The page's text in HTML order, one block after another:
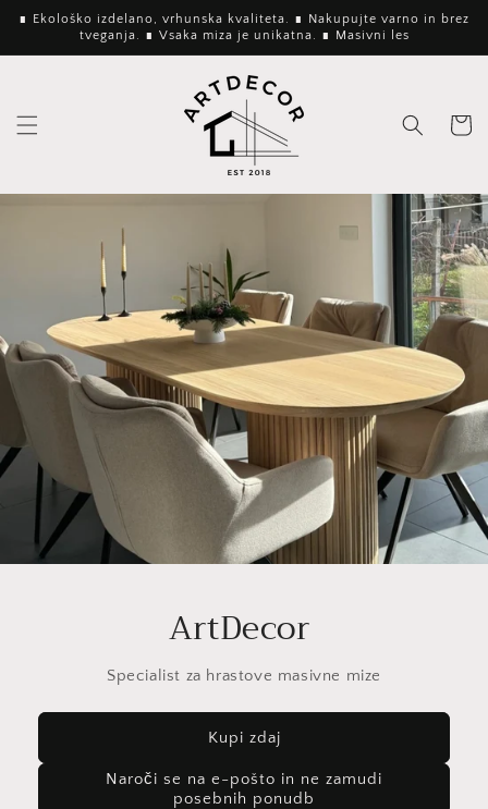
na
vsebino
∎ Ekološko izdelano, vrhunska kvaliteta. ∎ Nakupujte varno in brez
tveganja. ∎ Vsaka miza je unikatna. ∎ Masivni les
ArtDecor
Specialist za hrastove masivne mize
Kupi zdaj
Naroči se na e-pošto in ne zamudi
posebnih ponudb